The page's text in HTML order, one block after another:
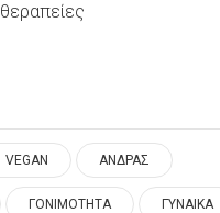
θεραπείες
VEGAN ΑΝΔΡΑΣ
ΓΟΝΙΜΟΤΗΤΑ ΓΥΝΑΙΚΑ